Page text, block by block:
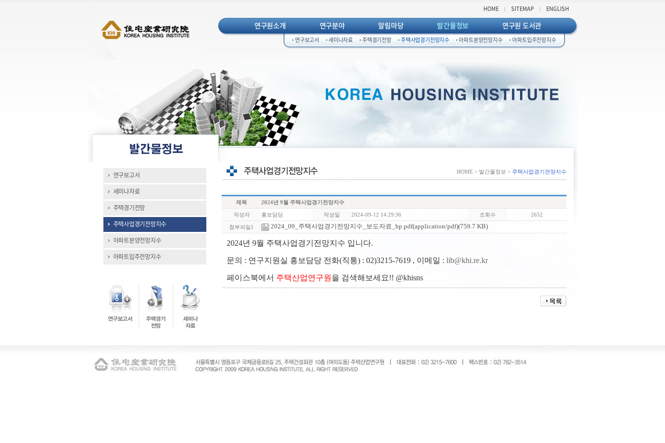
HOME SITEMAP ENGLISH
연구원소개 연구분야 알림마당 발간물정보
연구보고서 세미나자료 주택경기전망 주택사업경기전망지수 아파트분양전망지수 아파트입주전망지수
연구원 도서관
연구보고서
세미나자료
주택경기전망
주택사업경기전망지수
아파트분양전망지수
아파트입주전망지수
HOME > 발간물정보 > 주택사업경기전망지수
제목 2024년 9월 주택사업경기전망지수
작성자 홍보담당 작성일 2024-09-12 14:29:36 조회수 2652
첨부파일1 2024_09_주택사업경기전망지수_보도자료_hp.pdf(application/pdf)(759.7 KB)
2024년 9월 주택사업경기전망지수 입니다.
문의 : 연구지원실 홍보담당 전화(직통) : 02)3215-7619 , 이메일 : lib@khi.re.kr
페이스북에서 주택산업연구원 을 검색해보세요!! @khisns